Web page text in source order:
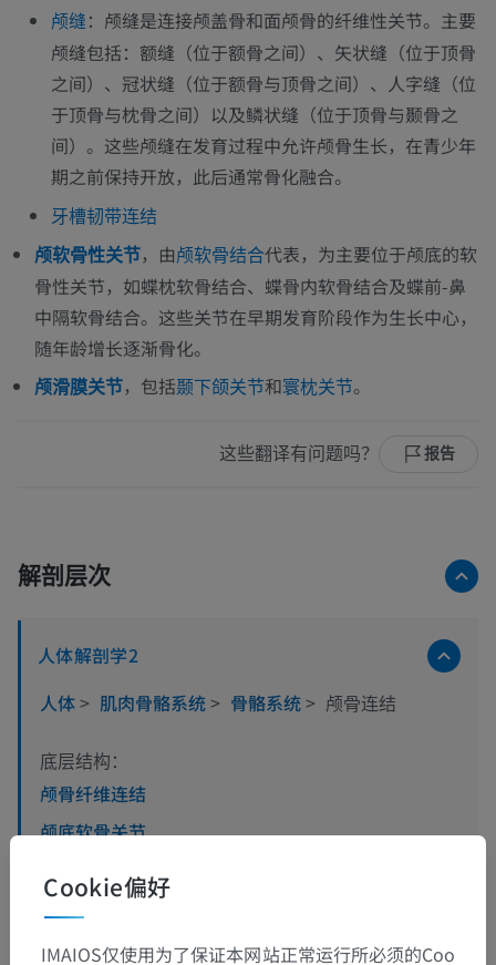
颅缝：颅缝是连接颅盖骨和面颅骨的纤维性关节。主要
颅缝包括：额缝（位于额骨之间）、矢状缝（位于顶骨
之间）、冠状缝（位于额骨与顶骨之间）、人字缝（位
于顶骨与枕骨之间）以及鳞状缝（位于顶骨与颞骨之
间）。这些颅缝在发育过程中允许颅骨生长，在青少年
期之前保持开放，此后通常骨化融合。
牙槽韧带连结
颅软骨性关节，由颅软骨结合代表，为主要位于颅底的软
骨性关节，如蝶枕软骨结合、蝶骨内软骨结合及蝶前-鼻
中隔软骨结合。这些关节在早期发育阶段作为生长中心，
随年龄增长逐渐骨化。
颅滑膜关节，包括颞下颌关节和寰枕关节。
这些翻译有问题吗？ 报告
解剖层次
人体解剖学2
人体> 肌肉骨骼系统> 骨骼系统> 颅骨连结
底层结构：
颅骨纤维连结
颅底软骨关节
Cookie偏好
IMAIOS仅使用为了保证本网站正常运行所必须的Coo